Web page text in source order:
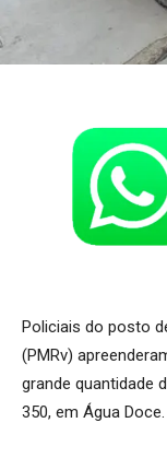
Policiais do posto
(PMRv)
grande quantidade
350, em Água Doce.